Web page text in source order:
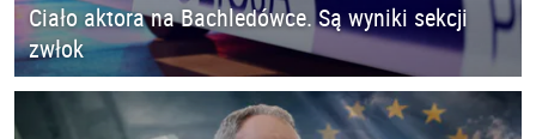
Ciało aktora na Bachledówce. Są wyniki sekcji
zwłok